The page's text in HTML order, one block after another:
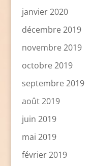
janvier 2020
décembre 2019
novembre 2019
octobre 2019
septembre 2019
août 2019
juin 2019
mai 2019
février 2019